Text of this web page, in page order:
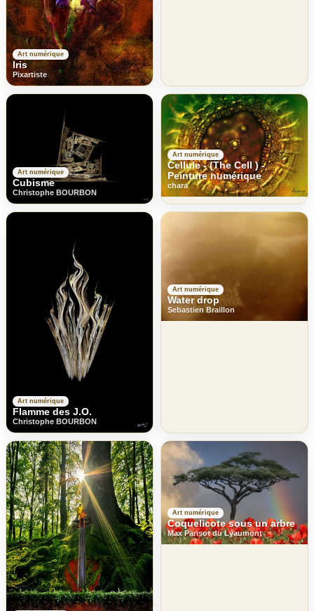
Art numérique
Iris
Pixartiste
Art numérique
Cubisme
Christophe BOURBON
Art numérique
Cellule - (The Cell ) -
Peinture numérique
chara
Art numérique
Flamme des J.O.
Christophe BOURBON
Art numérique
Water drop
Sebastien Braillon
Art numérique
Coquelicote sous un arbre
Max Parisot du Lyaumont